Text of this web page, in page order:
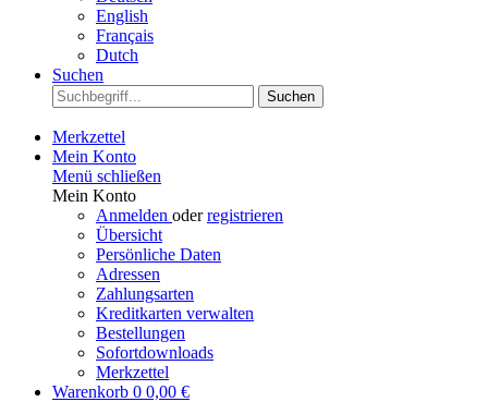
English
Français
Dutch
Suchen
Suchen
Merkzettel
Mein Konto
Menü schließen
Mein Konto
Anmelden oderregistrieren
Übersicht
Persönliche Daten
Adressen
Zahlungsarten
Kreditkarten verwalten
Bestellungen
Sofortdownloads
Merkzettel
Warenkorb 0 0,00 €